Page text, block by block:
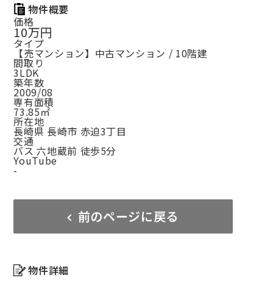
物件概要
価格
10万円
タイプ
【売マンション】中古マンション / 10階建
間取り
3LDK
築年数
2009/08
専有面積
73.85㎡
所在地
長崎県 長崎市 赤迫3丁目
交通
バス 六地蔵前 徒歩5分
YouTube
-
前のページに戻る
物件詳細